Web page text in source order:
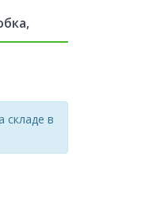
складе в